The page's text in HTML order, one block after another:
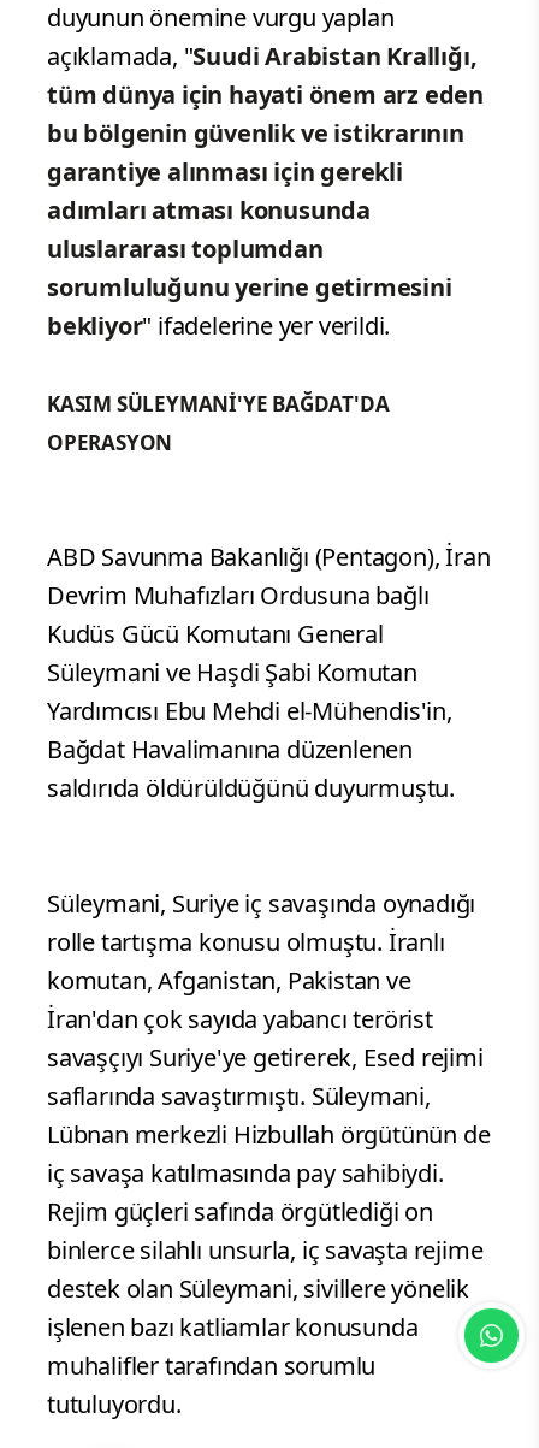
duyunun önemine vurgu yaplan
açıklamada, "Suudi Arabistan Krallığı,
tüm dünya için hayati önem arz eden
bu bölgenin güvenlik ve istikrarının
garantiye alınması için gerekli
adımları atması konusunda
uluslararası toplumdan
sorumluluğunu yerine getirmesini
bekliyor" ifadelerine yer verildi.
KASIM SÜLEYMANİ'YE BAĞDAT'DA
OPERASYON
ABD Savunma Bakanlığı (Pentagon), İran
Devrim Muhafızları Ordusuna bağlı
Kudüs Gücü Komutanı General
Süleymani ve Haşdi Şabi Komutan
Yardımcısı Ebu Mehdi el-Mühendis'in,
Bağdat Havalimanına düzenlenen
saldırıda öldürüldüğünü duyurmuştu.
Süleymani, Suriye iç savaşında oynadığı
rolle tartışma konusu olmuştu. İranlı
komutan, Afganistan, Pakistan ve
İran'dan çok sayıda yabancı terörist
savaşçıyı Suriye'ye getirerek, Esed rejimi
saflarında savaştırmıştı. Süleymani,
Lübnan merkezli Hizbullah örgütünün de
iç savaşa katılmasında pay sahibiydi.
Rejim güçleri safında örgütlediği on
binlerce silahlı unsurla, iç savaşta rejime
destek olan Süleymani, sivillere yönelik
işlenen bazı katliamlar konusunda
muhalifler tarafından sorumlu
tutuluyordu.